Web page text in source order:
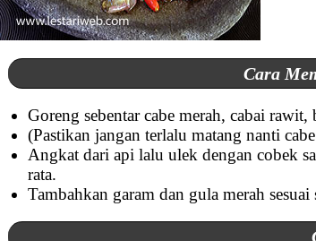
Cara
Goreng sebentar cabe merah, cabai
(Pastikan jangan terlalu matang nanti
Angkat dari api lalu ulek dengan cobek
rata.
Tambahkan garam dan gula merah